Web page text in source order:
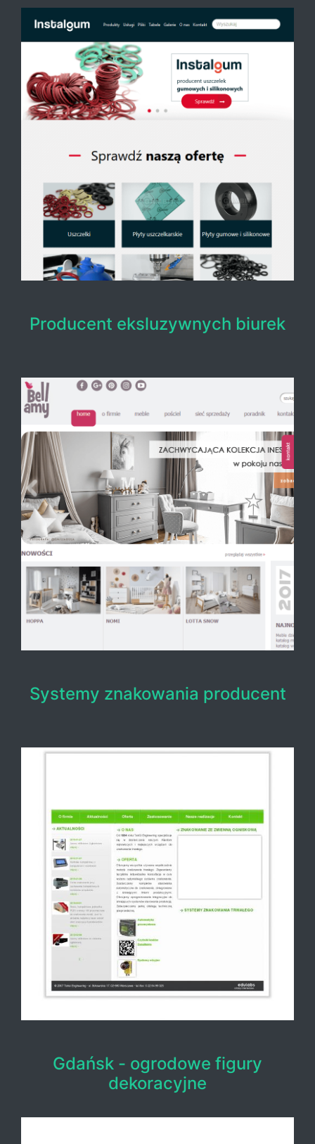
Producent eksluzywnych biurek
Systemy znakowania producent
Gdańsk - ogrodowe figury
dekoracyjne